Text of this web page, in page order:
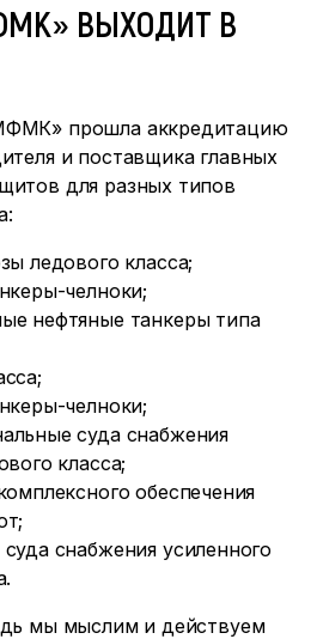
ВЫХОДИТ В
прошла аккредитацию
и поставщика главных
для разных типов
ледового класса;
челноки;
нефтяные танкеры типа
челноки;
суда снабжения
класса;
обеспечения
снабжения усиленного
мы мыслим и действуем